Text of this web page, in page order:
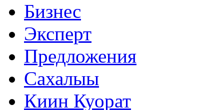
Бизнес
Эксперт
Предложения
Сахалыы
Киин Куорат